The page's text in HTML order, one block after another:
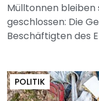
Mülltonnen
geschlossen: Die
Beschäftigten des
POLITIK